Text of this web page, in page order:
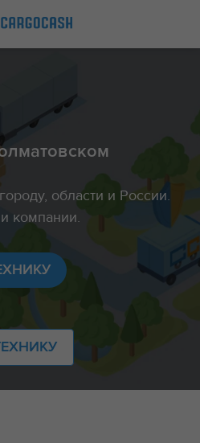
области и России.
компании.